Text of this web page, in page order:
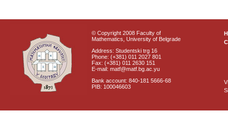
© Copyright 2008 Faculty of
Mathematics, University of Belgrade
Address: Studentski trg 16
Phone: (+381) 011 2027 801
Fax: (+381) 011 2630 151
E-mail: matf@matf.bg.ac.yu
Bank account: 840-181 5666-68
PIB: 100046603